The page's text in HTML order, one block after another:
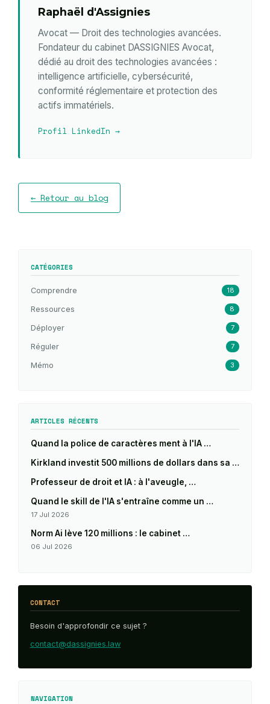
Raphaël d'Assignies
Avocat — Droit des technologies avancées.
Fondateur du cabinet DASSIGNIES Avocat,
dédié au droit des technologies avancées :
intelligence artificielle, cybersécurité,
conformité réglementaire et protection des
actifs immatériels.
Profil LinkedIn →
← Retour au blog
CATÉGORIES
Comprendre 18
Ressources 8
Déployer 7
Réguler 7
Mémo 3
ARTICLES RÉCENTS
Quand la police de caractères ment à l'IA …
Kirkland investit 500 millions de dollars dans sa …
Professeur de droit et IA : à l'aveugle, …
Quand le skill de l'IA s'entraîne comme un …
17 Jul 2026
Norm Ai lève 120 millions : le cabinet …
06 Jul 2026
CONTACT
Besoin d'approfondir ce sujet ?
contact@dassignies.law
NAVIGATION